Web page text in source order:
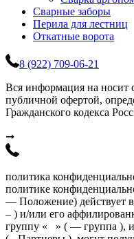
Сварные заборы
Перила для лестниц
Откатные ворота
8 (922) 709-06-21
Вся информация на носит
публичной офертой,
Гражданского кодекса
➞
политика
политике
— Положение)
– ) и/или его
группу « » ( — группа ),